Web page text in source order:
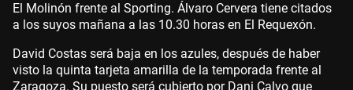
El Molinón frente al Sporting. Álvaro Cervera tiene citados
a los suyos mañana a las 10.30 horas en El Requexón.
David Costas será baja en los azules, después de haber
visto la quinta tarjeta amarilla de la temporada frente al
Zaragoza. Su puesto será cubierto por Dani Calvo que